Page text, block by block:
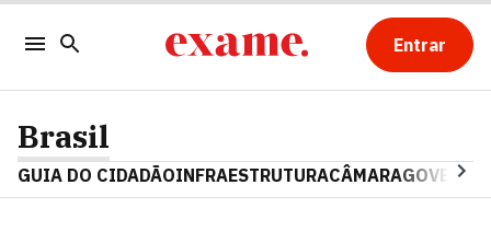
Entrar
Brasil
GUIA DO CIDADÃOINFRAESTRUTURACÂMARAGOVERNO